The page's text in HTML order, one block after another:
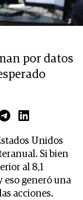
por datos
Unidos
Si bien
al 8,1
eso generó una
acciones.